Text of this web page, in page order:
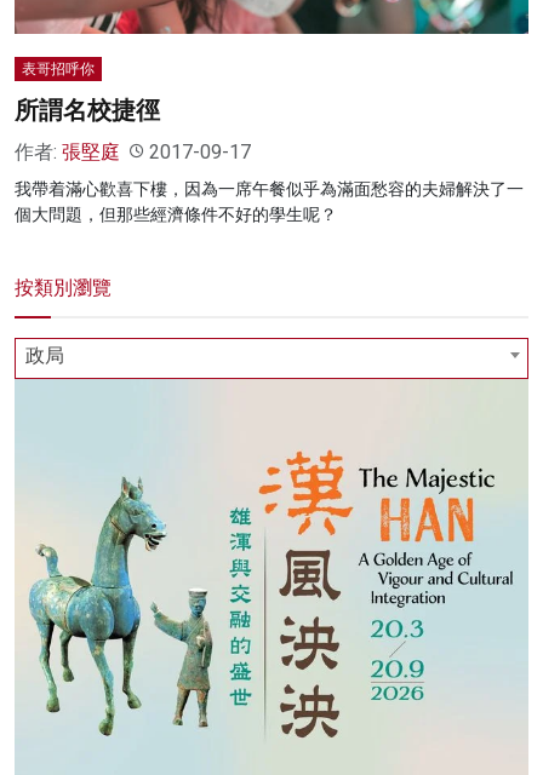
表哥招呼你
所謂名校捷徑
作者: 張堅庭 2017-09-17
我帶着滿心歡喜下樓，因為一席午餐似乎為滿面愁容的夫婦解決了一
個大問題，但那些經濟條件不好的學生呢？
按類別瀏覽
政局